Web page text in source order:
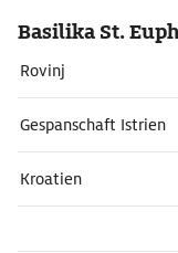
Basilika St.
Rovinj
Gespanschaft Istrien
Kroatien